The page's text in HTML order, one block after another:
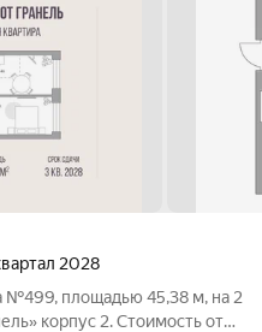
2028
№499, площадью 45,38 м, на 2
корпус 2. Стоимость от